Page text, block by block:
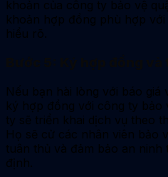
khoản của công ty bảo vệ
khoản hợp đồng phù hợp
hiểu rõ.
Nếu bạn hài lòng với báo giá
ký hợp đồng với công ty bảo
ty sẽ triển khai dịch vụ theo
Họ sẽ cử các nhân viên bảo
tuân thủ và đảm bảo an
định.